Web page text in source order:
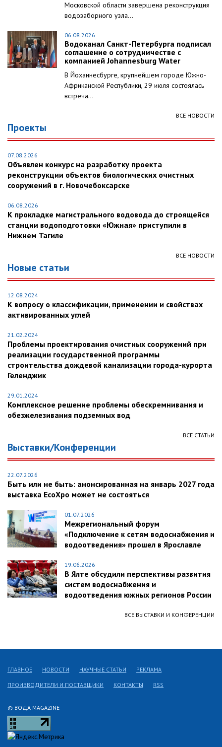
Московской области завершена реконструкция
водозаборного узла...
06.08.2026
Водоканал Санкт-Петербурга подписал
соглашение о сотрудничестве с
компанией Johannesburg Water
В Йоханнесбурге, крупнейшем городе Южно-
Африканской Республики, 29 июля состоялась
встреча...
ВСЕ НОВОСТИ
Проекты
07.08.2026
Объявлен конкурс на разработку проекта
реконструкции объектов биологических очистных
сооружений в г. Новочебоксарске
06.08.2026
К прокладке магистрального водовода до строящейся
станции водоподготовки «Южная» приступили в
Нижнем Тагиле
ВСЕ НОВОСТИ
Новые статьи
12.08.2024
К вопросу о классификации, применении и свойствах
активированных углей
21.02.2024
Проблемы проектирования очистных сооружений при
реализации государственной программы
строительства дождевой канализации города-курорта
Геленджик
29.01.2024
Комплексное решение проблемы обескремнивания и
обезжелезивания подземных вод
ВСЕ СТАТЬИ
Выставки/Конференции
22.07.2026
Быть или не быть: анонсированная на январь 2027 года
выставка EcoXpo может не состояться
01.07.2026
Межрегиональный форум
«Подключение к сетям водоснабжения и
водоотведения» прошел в Ярославле
19.06.2026
В Ялте обсудили перспективы развития
систем водоснабжения и
водоотведения южных регионов России
ВСЕ ВЫСТАВКИ И КОНФЕРЕНЦИИ
© ВОДА MAGAZINE
ГЛАВНОЕ НОВОСТИ НАУЧНЫЕ СТАТЬИ РЕКЛАМА
ПРОИЗВОДИТЕЛИ И ПОСТАВЩИКИ КОНТАКТЫ RSS